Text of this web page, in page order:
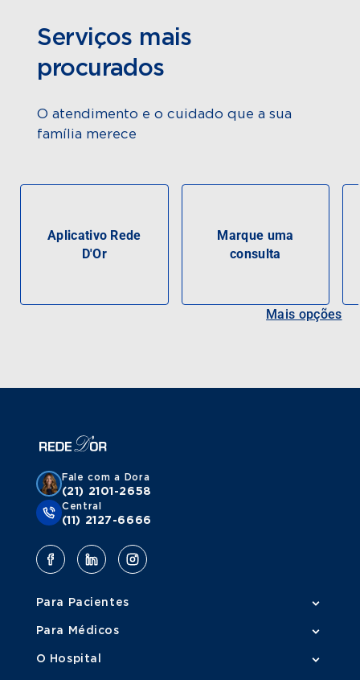
Serviços mais
procurados
O atendimento e o cuidado que a sua
família merece
Aplicativo Rede
D'Or
Marque uma
consulta
Mais opções
Fale com a Dora
(21) 2101-2658
Central
(11) 2127-6666
Para Pacientes
Para Médicos
O Hospital